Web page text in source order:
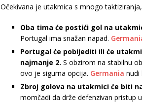
Očekivana je utakmica s mnogo
Oba tima će postići gol na
Portugal ima snažan napad.
Portugal će pobijediti ili će
najmanje 2. S obzirom na stabilnu
ovo je sigurna opcija. Germania nudi
Zbroj golova na utakmici će biti
momčadi da drže defenzivan pristup